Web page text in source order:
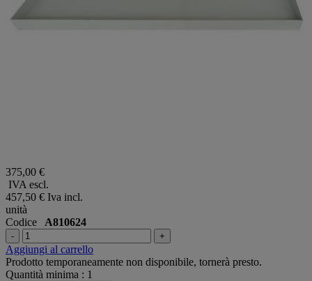
375,00 €
IVA escl.
457,50 € Iva incl.
unità
Codice A810624
- +
Aggiungi al carrello
Prodotto temporaneamente non disponibile, tornerà presto.
Quantità minima : 1